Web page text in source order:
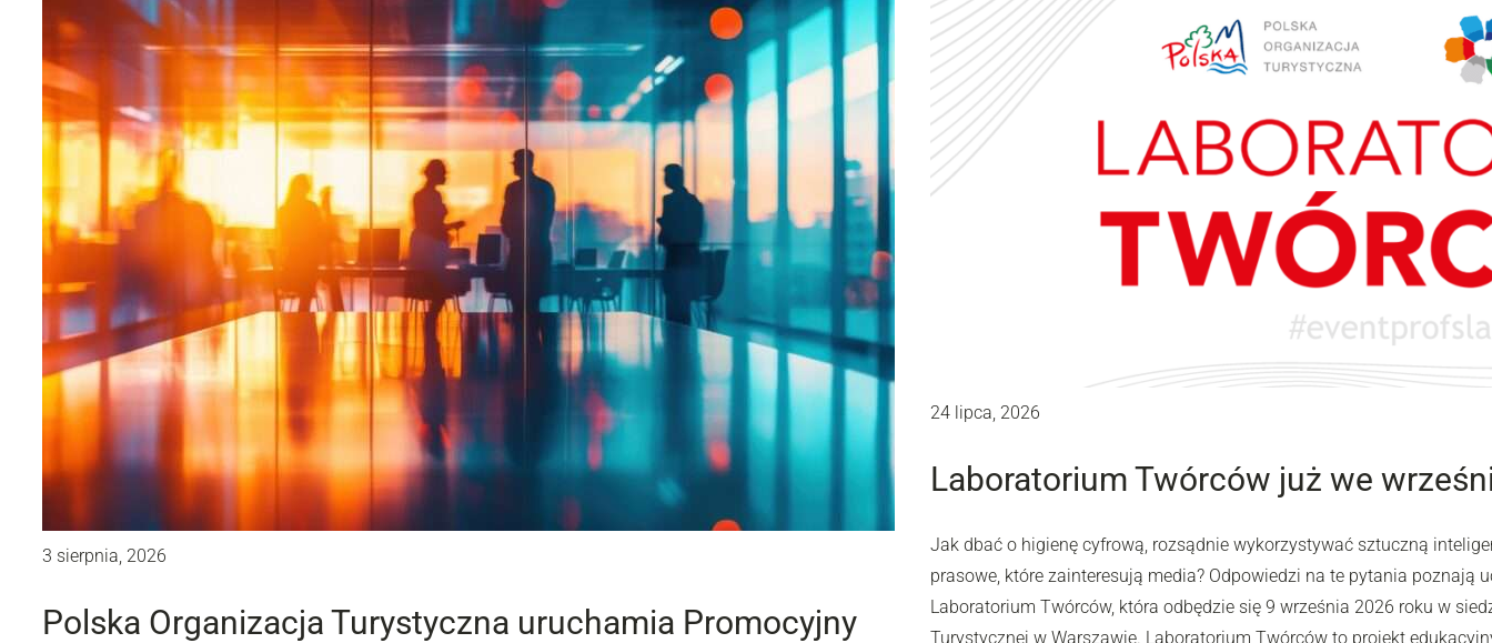
3 sierpnia, 2026
Polska Organizacja Turystyczna uruchamia Promocyjny
24 lipca, 2026
Laboratorium Twórców już we
Jak dbać o higienę cyfrową, rozsądnie wykorzystywać sztuczną
prasowe, które zainteresują media? Odpowiedzi na te pytania poznają
Laboratorium Twórców, która odbędzie się 9 września 2026 roku w
Turystycznej w Warszawie. Laboratorium Twórców to projekt